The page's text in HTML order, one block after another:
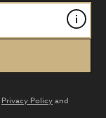
i
Privacy Policyand